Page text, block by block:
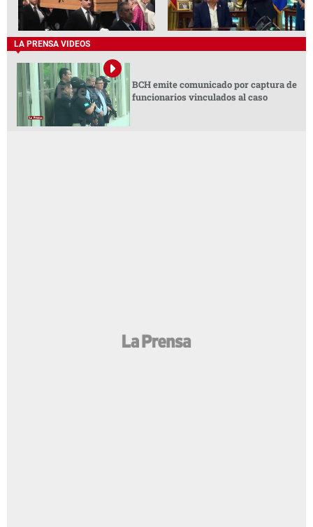
LA PRENSA VIDEOS
BCH emite comunicado por captura de
funcionarios vinculados al caso